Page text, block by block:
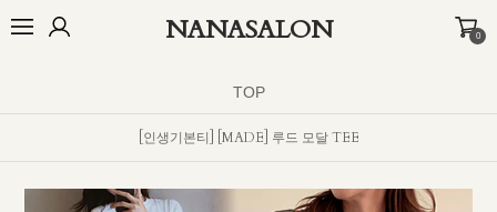
NANASALON 0
TOP
[인생기본티] [MADE] 루드 모달 TEE